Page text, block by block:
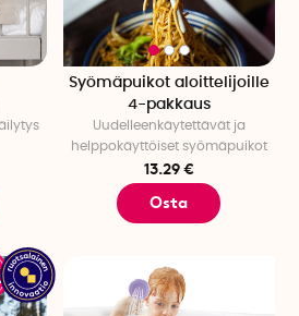
Syömäpuikot aloittelijoille
4-pakkaus
Uudelleenkäytettävät ja
helppokäyttöiset syömäpuikot
13.29 €
Osta